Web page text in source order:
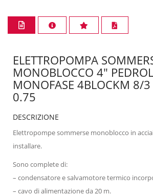
ELETTROPOMPA
MONOBLOCCO 4"
MONOFASE 4BLOCKM 8/
0.75
DESCRIZIONE
Elettropompe sommerse monoblocco in
installare.
Sono complete di:
– condensatore e salvamotore termico
– cavo di alimentazione da 20 m.